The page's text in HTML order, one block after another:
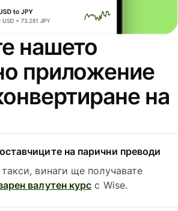
нашето
приложение
на
на парични преводи
винаги ще получавате
валутен курс с Wise.